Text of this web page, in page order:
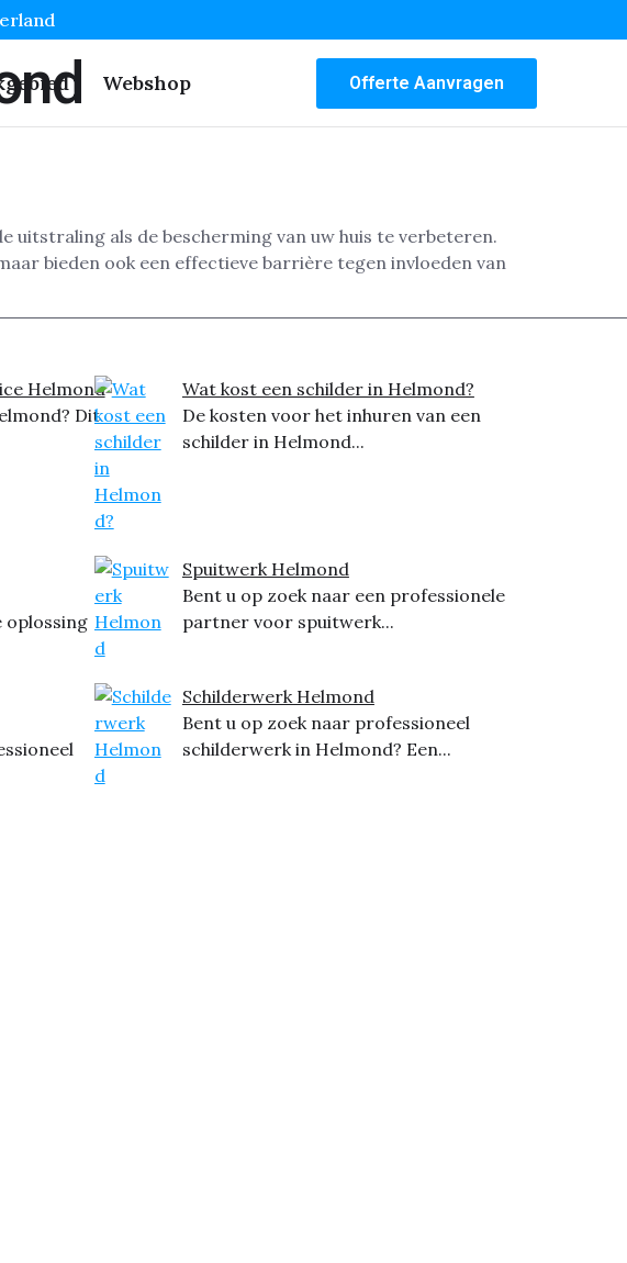
Webshop Offerte Aanvragen
uitstraling als de bescherming van uw huis te verbeteren.
bieden ook een effectieve barrière tegen invloeden van
Helmond
Dit
oplossing
Wat kost een schilder in Helmond?
De kosten voor het inhuren van een
schilder in Helmond...
Spuitwerk Helmond
Bent u op zoek naar een professionele
partner voor spuitwerk...
Schilderwerk Helmond
Bent u op zoek naar professioneel
schilderwerk in Helmond? Een...